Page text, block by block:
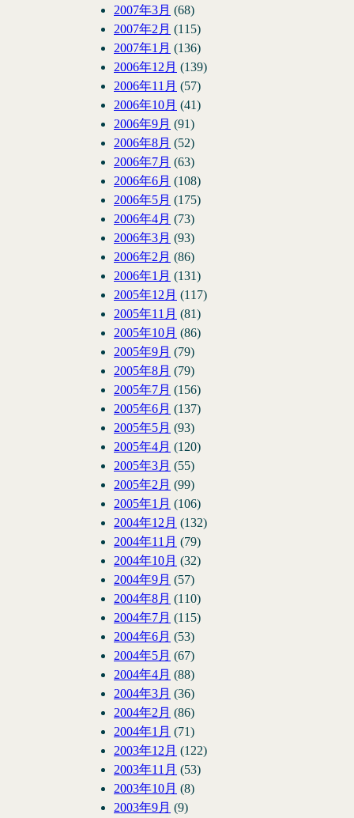
2007年3月 (68)
2007年2月 (115)
2007年1月 (136)
2006年12月 (139)
2006年11月 (57)
2006年10月 (41)
2006年9月 (91)
2006年8月 (52)
2006年7月 (63)
2006年6月 (108)
2006年5月 (175)
2006年4月 (73)
2006年3月 (93)
2006年2月 (86)
2006年1月 (131)
2005年12月 (117)
2005年11月 (81)
2005年10月 (86)
2005年9月 (79)
2005年8月 (79)
2005年7月 (156)
2005年6月 (137)
2005年5月 (93)
2005年4月 (120)
2005年3月 (55)
2005年2月 (99)
2005年1月 (106)
2004年12月 (132)
2004年11月 (79)
2004年10月 (32)
2004年9月 (57)
2004年8月 (110)
2004年7月 (115)
2004年6月 (53)
2004年5月 (67)
2004年4月 (88)
2004年3月 (36)
2004年2月 (86)
2004年1月 (71)
2003年12月 (122)
2003年11月 (53)
2003年10月 (8)
2003年9月 (9)